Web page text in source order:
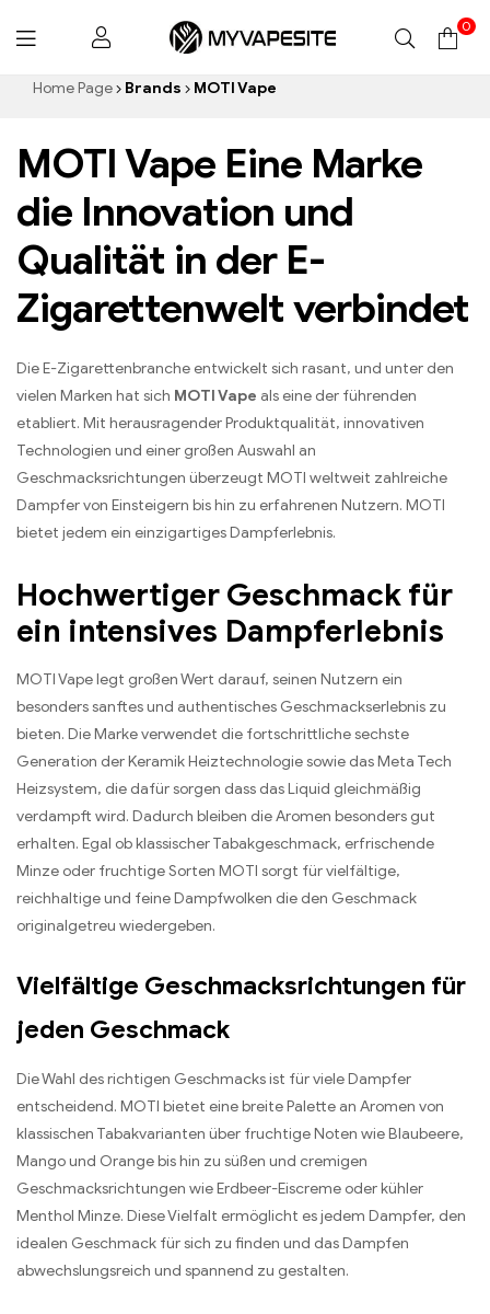
Myvapesite.de
0
Home Page Brands MOTI Vape
MOTI Vape Eine Marke
die Innovation und
Qualität in der E-
Zigarettenwelt verbindet
Die E-Zigarettenbranche entwickelt sich rasant, und unter den
vielen Marken hat sich MOTI Vape als eine der führenden
etabliert. Mit herausragender Produktqualität, innovativen
Technologien und einer großen Auswahl an
Geschmacksrichtungen überzeugt MOTI weltweit zahlreiche
Dampfer von Einsteigern bis hin zu erfahrenen Nutzern. MOTI
bietet jedem ein einzigartiges Dampferlebnis.
Hochwertiger Geschmack für
ein intensives Dampferlebnis
MOTI Vape legt großen Wert darauf, seinen Nutzern ein
besonders sanftes und authentisches Geschmackserlebnis zu
bieten. Die Marke verwendet die fortschrittliche sechste
Generation der Keramik Heiztechnologie sowie das Meta Tech
Heizsystem, die dafür sorgen dass das Liquid gleichmäßig
verdampft wird. Dadurch bleiben die Aromen besonders gut
erhalten. Egal ob klassischer Tabakgeschmack, erfrischende
Minze oder fruchtige Sorten MOTI sorgt für vielfältige,
reichhaltige und feine Dampfwolken die den Geschmack
originalgetreu wiedergeben.
Vielfältige Geschmacksrichtungen für
jeden Geschmack
Die Wahl des richtigen Geschmacks ist für viele Dampfer
entscheidend. MOTI bietet eine breite Palette an Aromen von
klassischen Tabakvarianten über fruchtige Noten wie Blaubeere,
Mango und Orange bis hin zu süßen und cremigen
Geschmacksrichtungen wie Erdbeer-Eiscreme oder kühler
Menthol Minze. Diese Vielfalt ermöglicht es jedem Dampfer, den
idealen Geschmack für sich zu finden und das Dampfen
abwechslungsreich und spannend zu gestalten.